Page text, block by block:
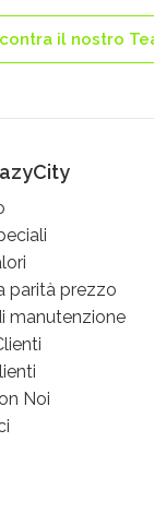
il nostro
parità prezzo
manutenzione
Noi